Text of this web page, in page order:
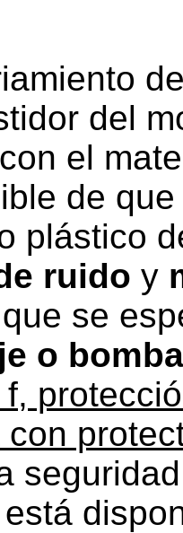
del
el
de
plástico
ruido y
se
o
con
está